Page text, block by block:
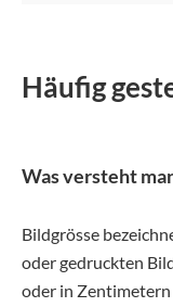
Häufig
Was versteht
Bildgrösse
oder gedruckten
oder in Zentimetern